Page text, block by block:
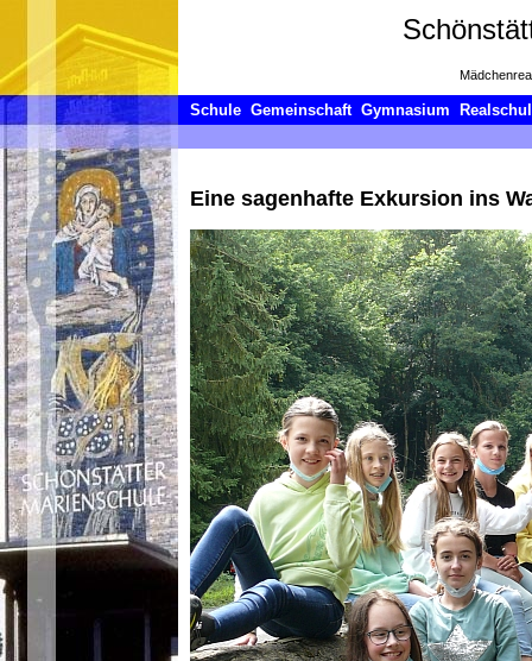
Schule Gemeinschaft Gymnasium
Eine sagenhafte Exkursion ins